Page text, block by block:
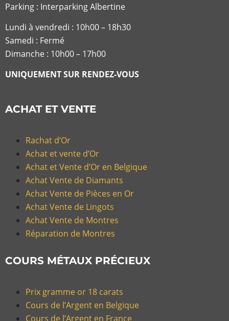
Parking : Interparking Albertine
Lundi à vendredi : 10h00 – 18h30
Samedi : Fermé
Dimanche : 10h00 – 17h00
UNIQUEMENT SUR RENDEZ-VOUS
ACHAT ET VENTE
Rachat d’Or
Achat et vente d’Or
Achat et Vente d’Or en Belgique
Achat Vente de Diamants
Achat Vente de Pièces en Or
Achat Vente de Lingots
Achat Vente de Montres
Réparation de Montres
COURS MÉTAUX PRÉCIEUX
Prix gramme or 18 carats
Cours de l’Argent en Belgique
Cours de l’Argent en France